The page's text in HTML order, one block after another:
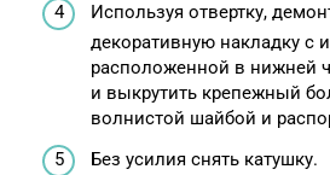
Используя отвертку,
декоративную накладку с
расположенной в нижней
и выкрутить крепежный
волнистой шайбой и
Без усилия снять катушку.